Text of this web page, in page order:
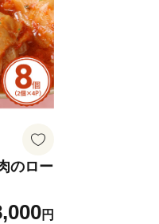
のロー
円